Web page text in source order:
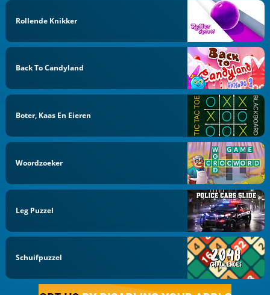
Rollende Knikker
Back To Candyland
Boter, Kaas En Eieren
Woordzoeker
Leg Puzzel
Schuifpuzzel